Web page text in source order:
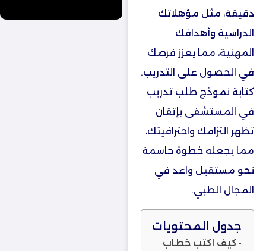
دقيقة، مثل مؤهلاتك
الدراسية وأهدافك
المهنية، مما يعزز فرصك
في الحصول على التدريب.
كتابة نموذج طلب تدريب
في المستشفى بإتقان
تظهر التزامك واحترافيتك،
مما يجعله خطوة حاسمة
نحو مستقبل واعد في
المجال الطبي.
جدول المحتويات
كيف اكتب خطاب